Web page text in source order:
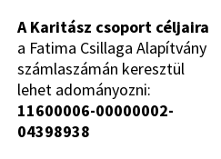
A Karitász csoport céljaira
a Fatima Csillaga Alapítvány
számlaszámán keresztül
lehet adományozni:
11600006-00000002-
04398938